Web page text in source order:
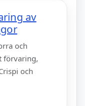
av
och
förvaring,
och